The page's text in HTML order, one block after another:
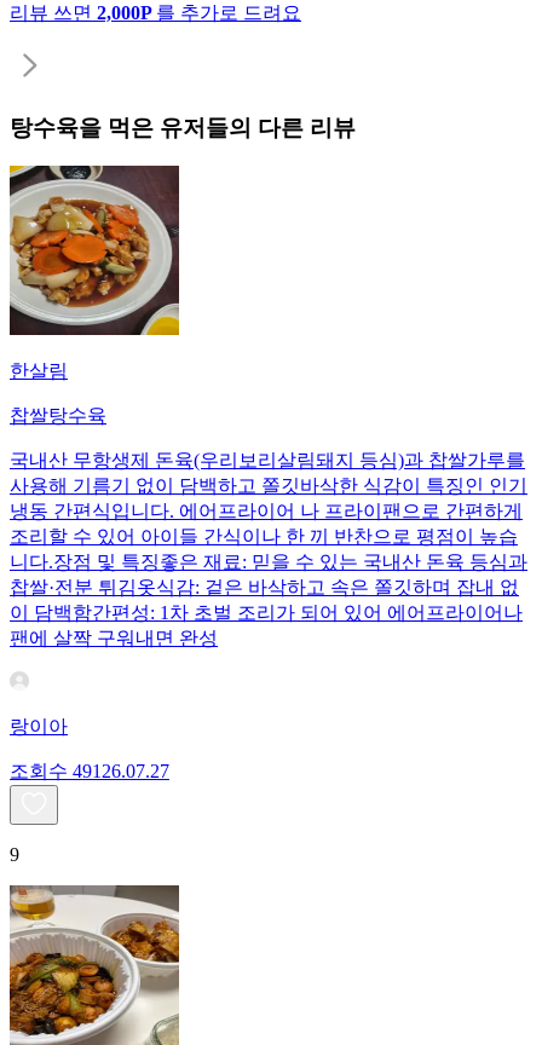
리뷰 쓰면 2,000P 를 추가로 드려요
탕수육을 먹은 유저들의 다른 리뷰
한살림
찹쌀탕수육
국내산 무항생제 돈육(우리보리살림돼지 등심)과 찹쌀가루를
사용해 기름기 없이 담백하고 쫄깃바삭한 식감이 특징인 인기
냉동 간편식입니다. 에어프라이어 나 프라이팬으로 간편하게
조리할 수 있어 아이들 간식이나 한 끼 반찬으로 평점이 높습
니다.장점 및 특징좋은 재료: 믿을 수 있는 국내산 돈육 등심과
찹쌀·전분 튀김옷식감: 겉은 바삭하고 속은 쫄깃하며 잡내 없
이 담백함간편성: 1차 초벌 조리가 되어 있어 에어프라이어나
팬에 살짝 구워내면 완성
랑이아
조회수 491 26.07.27
9